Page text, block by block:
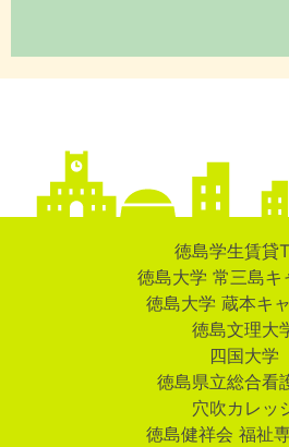
徳島学生賃貸
徳島大学 常三島キ
徳島大学 蔵本キ
徳島文理大
四国大学
徳島県立総合看
穴吹カレッ
徳島健祥会 福祉